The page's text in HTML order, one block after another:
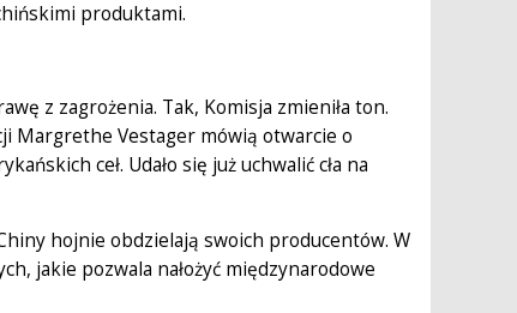
produktami.
z zagrożenia. Tak, Komisja zmieniła ton.
Margrethe Vestager mówią otwarcie o
ceł. Udało się już uchwalić cła na
hojnie obdzielają swoich producentów. W
jakie pozwala nałożyć międzynarodowe